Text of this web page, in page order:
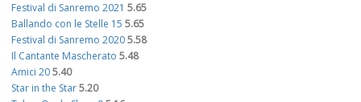
Festival di Sanremo 2021 5.65
Ballando con le Stelle 15 5.65
Festival di Sanremo 20205.58
Il Cantante Mascherato 5.48
Amici 205.40
Star in the Star5.20